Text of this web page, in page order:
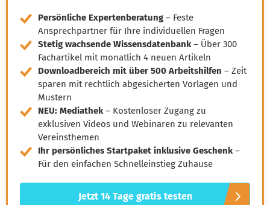
Persönliche Expertenberatung– Feste
Ansprechpartner für Ihre individuellen Fragen
Stetig wachsende Wissensdatenbank– Über 300
Fachartikel mit monatlich 4 neuen Artikeln
Downloadbereich mit über 500 Arbeitshilfen – Zeit
sparen mit rechtlich abgesicherten Vorlagen und
Mustern
NEU: Mediathek– Kostenloser Zugang zu
exklusiven Videos und Webinaren zu relevanten
Vereinsthemen
Ihr persönliches Startpaket inklusive Geschenk–
Für den einfachen Schnelleinstieg Zuhause
Jetzt 14 Tage gratis testen